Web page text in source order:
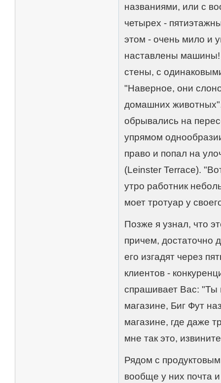
названиями, или с
четырех -
этом - очень мило и
наставлены
стены, с
"Наверное, они
домашних
обрывались на
упрямом
право и попал на
(Leinster Terrace).
утро работник
моет тротуар у
Позже я узнал, что
причем, достаточно
его изгадят через
клиентов -
спрашивает Вас: "Ты
магазине, Биг Фут
магазине, где даже
мне так это,
Рядом с
вообще у них почта